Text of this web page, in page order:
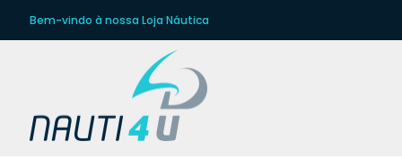
Bem-vindo à nossa Loja Náutica